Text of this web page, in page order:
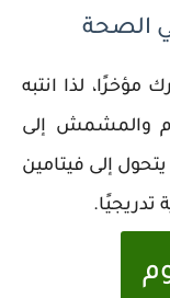
الصحة
لذا انتبه
والمشمش إلى
يتحول إلى فيتامين